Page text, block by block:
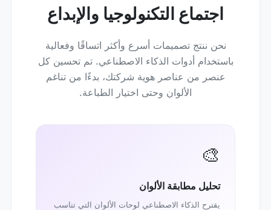
اجتماع التكنولوجيا والإبداع
نحن ننتج تصميمات أسرع وأكثر اتساقًا وفعالية
باستخدام أدوات الذكاء الاصطناعي. تم تحسين كل
عنصر من عناصر هوية شركتك، بدءًا من تناغم
الألوان وحتى اختيار الطباعة.
🎨
تحليل مطابقة الألوان
يقترح الذكاء الاصطناعي لوحات الألوان التي تناسب